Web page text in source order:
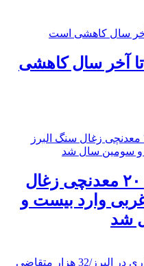
آخر سال کاهشی
کشته شدن ۲۰ معدنچی زغال
وارد بیست و
شد